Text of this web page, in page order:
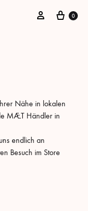
Mein Konto
Cart
0
Nähe in lokalen
MÆT Händler in
endlich an
Besuch im Store